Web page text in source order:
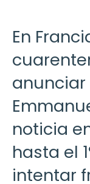
En
anunciar
noticia
hasta el
intentar